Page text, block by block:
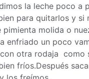
la leche poco a
para quitarlos y
molida o
enfriado un poco
otra rodaja como
fríos.Después